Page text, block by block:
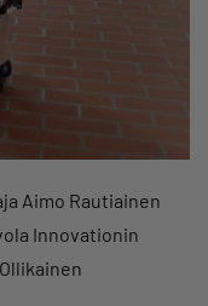
Aimo Rautiainen
Innovationin